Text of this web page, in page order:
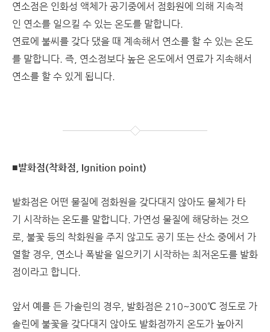
연소점은 인화성 액체가 공기중에서 점화원에 의해 지속적
인 연소를 일으킬 수 있는 온도를 말합니다.
연료에 불씨를 갖다 댔을 때 계속해서 연소를 할 수 있는 온도
를 말합니다. 즉, 연소점보다 높은 온도에서 연료가 지속해서
연소를 할 수 있게 됩니다.
■발화점(착화점, Ignition point)
발화점은 어떤 물질에 점화원을 갖다대지 않아도 물체가 타
기 시작하는 온도를 말합니다. 가연성 물질에 해당하는 것으
로, 불꽃 등의 착화원을 주지 않고도 공기 또는 산소 중에서 가
열할 경우, 연소나 폭발을 일으키기 시작하는 최저온도를 발화
점이라고 합니다.
앞서 예를 든 가솔린의 경우, 발화점은 210~300℃ 정도로 가
솔린에 불꽃을 갖다대지 않아도 발화점까지 온도가 높아지